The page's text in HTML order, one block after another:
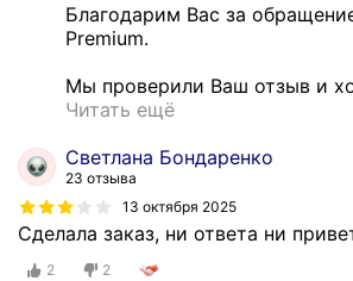
Благодарим Вас за
Premium.
Мы проверили Ваш отзыв и
Читать ещё
Светлана Бондаренко
23 отзыва
13 октября 2025
Cделала заказ, ни ответа ни
2 2